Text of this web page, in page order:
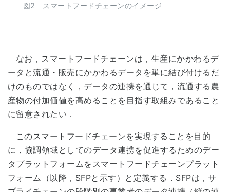
図2 スマートフードチェーンのイメージ
なお，スマートフードチェーンは，生産にかかわるデ
ータと流通・販売にかかわるデータを単に結び付けるだ
けのものではなく，データの連携を通じて，流通する農
産物の付加価値を高めることを目指す取組みであること
に留意されたい．
このスマートフードチェーンを実現することを目的
に，協調領域としてのデータ連携を促進するためのデー
タプラットフォームをスマートフードチェーンプラット
フォーム（以降，SFPと示す）と定義する．SFPは，サ